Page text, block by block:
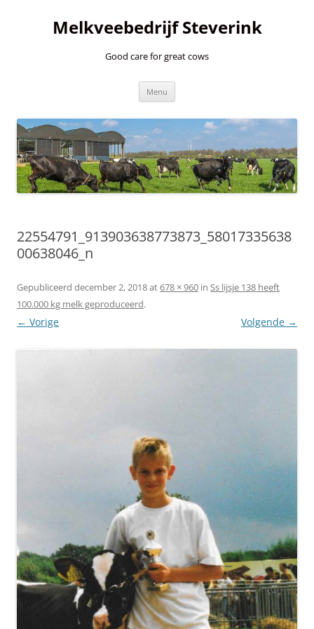
Melkveebedrijf Steverink
Good care for great cows
Menu
22554791_913903638773873_58017335638
00638046_n
Gepubliceerd december 2, 2018at678 × 960 in Ss lijsje 138 heeft
100.000 kg melk geproduceerd.
← Vorige Volgende →